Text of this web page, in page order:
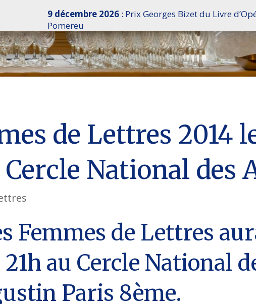
9 décembre 2026: Prix Georges Bizet du Livre
Pomereu
de Lettres 2014
Cercle National des
Femmes de Lettres
21h au Cercle National
Paris 8ème.